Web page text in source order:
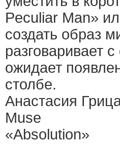
Peculiar Man»
создать образ
разговаривает
ожидает
столбе.
Анастасия
Muse
«Absolution»